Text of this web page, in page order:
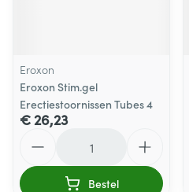
Eroxon
Eroxon Stim.gel
Erectiestoornissen Tubes 4
€ 26,23
Bestel